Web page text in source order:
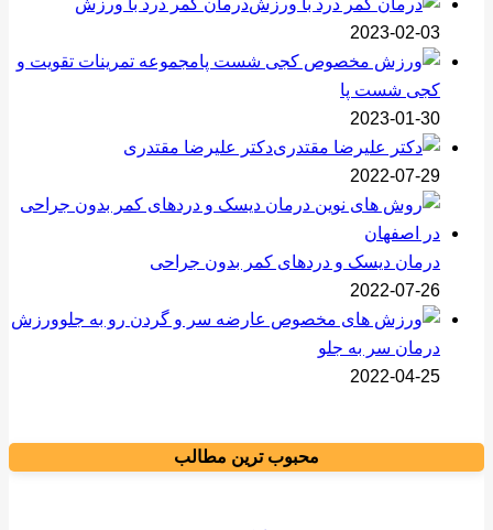
درمان کمر درد با ورزش
2023-02-03
مجموعه تمرینات تقویت و
کجی شست پا
2023-01-30
دکتر علیرضا مقتدری
2022-07-29
درمان دیسک و دردهای کمر بدون جراحی
2022-07-26
ورزش
درمان سر به جلو
2022-04-25
محبوب ترین مطالب